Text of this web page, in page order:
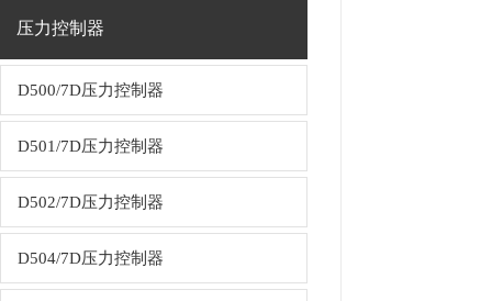
压力控制器
D500/7D压力控制器
D501/7D压力控制器
D502/7D压力控制器
D504/7D压力控制器